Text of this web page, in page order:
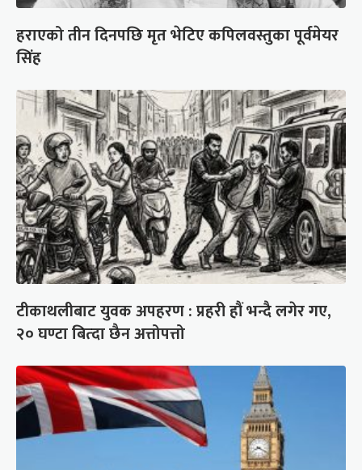
हराएको तीन दिनपछि मृत भेटिए कपिलवस्तुका पूर्वमेयर
सिंह
टीकाथलीबाट युवक अपहरण : प्रहरी हौं भन्दै लगेर गए,
२० घण्टा बित्दा छैन अत्तोपत्तो